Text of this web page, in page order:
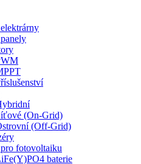
(On-Grid)
(Off-Grid)
fotovoltaiku
baterie